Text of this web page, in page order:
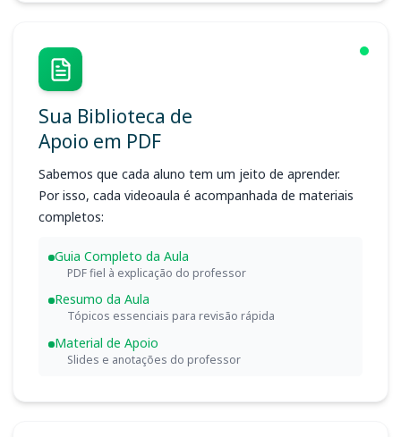
Sua Biblioteca de
Apoio em PDF
Sabemos que cada aluno tem um jeito de aprender.
Por isso, cada videoaula é acompanhada de materiais
completos:
Guia Completo da Aula
PDF fiel à explicação do professor
Resumo da Aula
Tópicos essenciais para revisão rápida
Material de Apoio
Slides e anotações do professor